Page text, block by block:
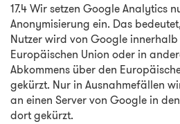
17.4 Wir setzen Google Analytics
Anonymisierung ein. Das
Nutzer wird von Google
Europäischen Union oder in
Abkommens über den
gekürzt. Nur in Ausnahmefällen
an einen Server von Google in
dort gekürzt.